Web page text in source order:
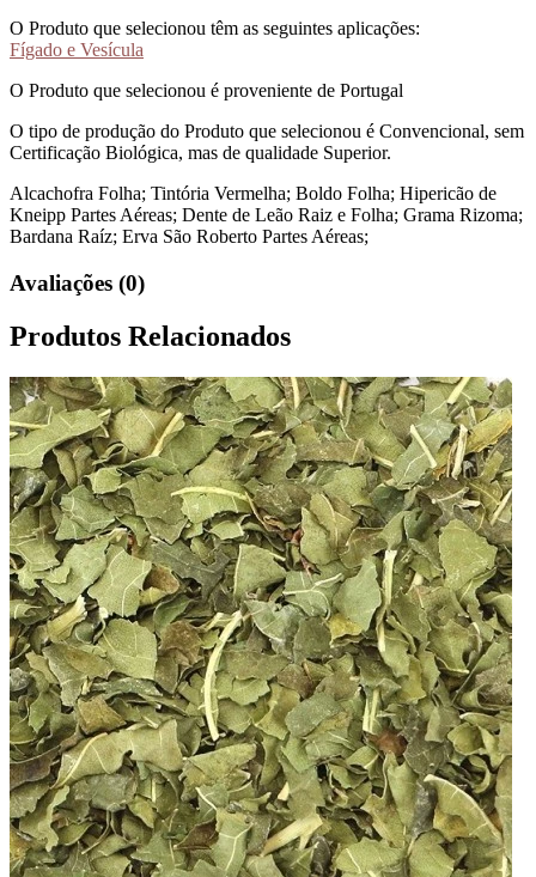
O Produto que selecionou têm as seguintes aplicações:
Fígado e Vesícula
O Produto que selecionou é proveniente de Portugal
O tipo de produção do Produto que selecionou é Convencional, sem
Certificação Biológica, mas de qualidade Superior.
Alcachofra Folha; Tintória Vermelha; Boldo Folha; Hipericão de
Kneipp Partes Aéreas; Dente de Leão Raiz e Folha; Grama Rizoma;
Bardana Raíz; Erva São Roberto Partes Aéreas;
Avaliações (0)
Produtos Relacionados